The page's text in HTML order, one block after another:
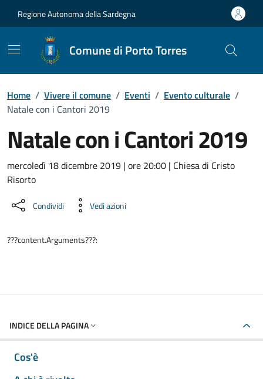
Regione Autonoma della Sardegna
Comune di Porto Torres
Home / Vivere il comune / Eventi / Evento culturale /
Natale con i Cantori 2019
Natale con i Cantori 2019
Dettaglio dell'evento
mercoledì 18 dicembre 2019 | ore 20:00 | Chiesa di Cristo
Risorto
Condividi Vedi azioni
???content.Arguments???:
INDICE DELLA PAGINA
Cos'è